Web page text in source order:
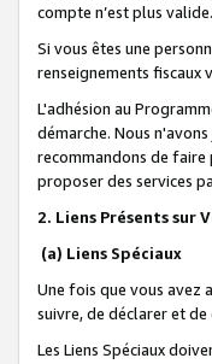
compte n’est plus valide.
Si vous êtes une
renseignements fiscaux
L'adhésion au
démarche. Nous
recommandons de faire
proposer des services
2. Liens Présents sur
(a) Liens Spéciaux
Une fois que vous avez
suivre, de déclarer et
Les Liens Spéciaux